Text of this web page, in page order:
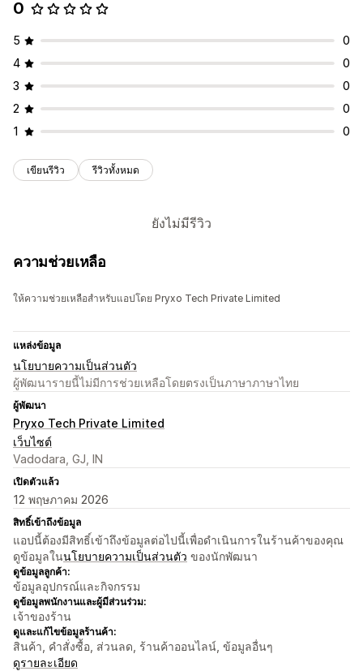
0
5
0
4
0
3
0
2
0
1
0
เขียนรีวิว รีวิวทั้งหมด
ยังไม่มีรีวิว
ความช่วยเหลือ
ให้ความช่วยเหลือสำหรับแอปโดย Pryxo Tech Private Limited
แหล่งข้อมูล
นโยบายความเป็นส่วนตัว
ผู้พัฒนารายนี้ไม่มีการช่วยเหลือโดยตรงเป็นภาษาภาษาไทย
ผู้พัฒนา
Pryxo Tech Private Limited
เว็บไซต์
Vadodara, GJ, IN
เปิดตัวแล้ว
12 พฤษภาคม 2026
สิทธิ์เข้าถึงข้อมูล
แอปนี้ต้องมีสิทธิ์เข้าถึงข้อมูลต่อไปนี้เพื่อดำเนินการในร้านค้าของคุณ
ดูข้อมูลในนโยบายความเป็นส่วนตัว ของนักพัฒนา
ดูข้อมูลลูกค้า:
ข้อมูลอุปกรณ์และกิจกรรม
ดูข้อมูลพนักงานและผู้มีส่วนร่วม:
เจ้าของร้าน
ดูและแก้ไขข้อมูลร้านค้า:
สินค้า, คำสั่งซื้อ, ส่วนลด, ร้านค้าออนไลน์, ข้อมูลอื่นๆ
ดูรายละเอียด